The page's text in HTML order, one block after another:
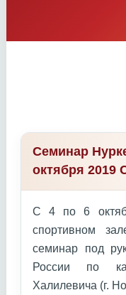
Семинар
октября 2019
С 4 по 6
спортивном
семинар под
России по
Халилевича (г.